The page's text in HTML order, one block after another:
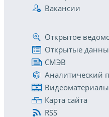
Вакансии
Открытое
Открытые
СМЭВ
Аналитический
Видеоматериалы
Карта сайта
RSS